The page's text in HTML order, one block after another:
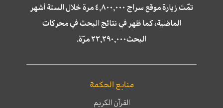
تمّت زيارة موقع سراج ٤,٨٠٠,٠٠٠ مرة خلال الستة أشهر
الماضية، كما ظهر في نتائج البحث في محركات
البحث٢٢,٢٩٠,٠٠٠ مرّة.
منابع الحكمة
القرآن الكريم